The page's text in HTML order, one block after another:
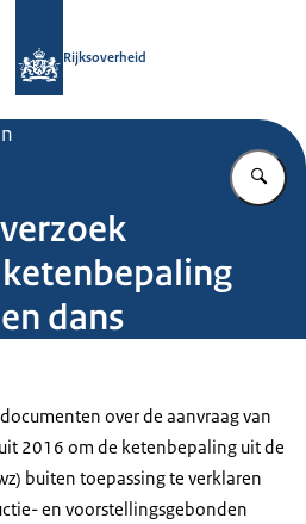
Rijksoverheid
dans
over de aanvraag van
2016 om de ketenbepaling uit de
buiten toepassing te verklaren
en voorstellingsgebonden